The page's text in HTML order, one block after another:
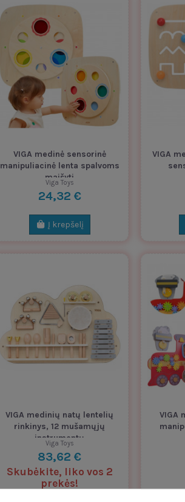
VIGA medinė sensorinė
manipuliacinė lenta spalvoms
maišyti
Viga Toys
24,32 €
Į krepšelį
VIGA
VIGA medinių natų lentelių
rinkinys, 12 mušamųjų
instrumentų
Viga Toys
83,62 €
Skubėkite, liko vos 2
prekės!
VIGA